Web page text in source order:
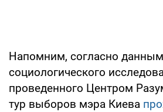
Напомним, согласно данным
социологического
проведенного Центром
тур выборов мэра Киева